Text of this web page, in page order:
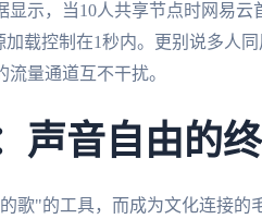
示，当10人共享节点时网易
载控制在1秒内。更别说多人
量通道互不干扰。
声音自由的
歌"的工具，而成为文化连接的